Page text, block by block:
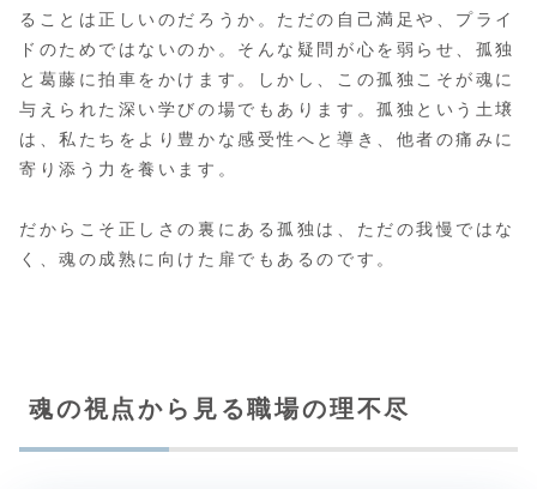
ることは正しいのだろうか。ただの自己満足や、プライ
ドのためではないのか。そんな疑問が心を弱らせ、孤独
と葛藤に拍車をかけます。しかし、この孤独こそが魂に
与えられた深い学びの場でもあります。孤独という土壌
は、私たちをより豊かな感受性へと導き、他者の痛みに
寄り添う力を養います。
だからこそ正しさの裏にある孤独は、ただの我慢ではな
く、魂の成熟に向けた扉でもあるのです。
魂の視点から見る職場の理不尽